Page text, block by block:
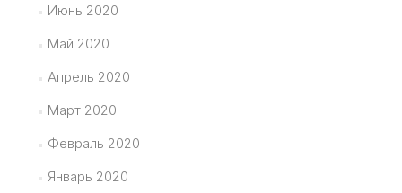
Июнь 2020
Май 2020
Апрель 2020
Март 2020
Февраль 2020
Январь 2020